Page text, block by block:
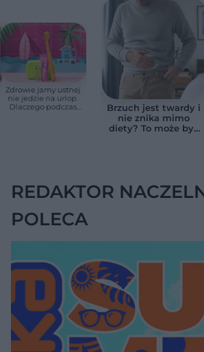
Zdrowie jamy ustnej
nie jedzie na urlop.
Dlaczego podczas
Brzuch jest twardy i
nie znika mimo
diety? To może być
REDAKTOR
POLECA